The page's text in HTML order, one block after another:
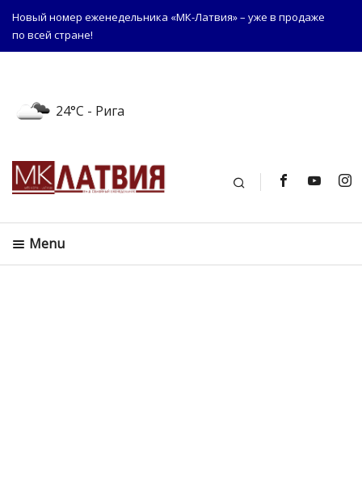
Новый номер еженедельника «МК-Латвия» – уже в продаже
по всей стране!
24°C - Рига
Поиск
Menu